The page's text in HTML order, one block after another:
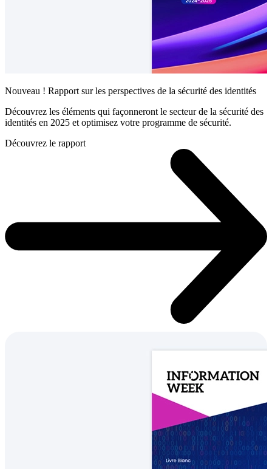
Nouveau ! Rapport sur les perspectives de la sécurité des identités
Découvrez les éléments qui façonneront le secteur de la sécurité des
identités en 2025 et optimisez votre programme de sécurité.
Découvrez le rapport